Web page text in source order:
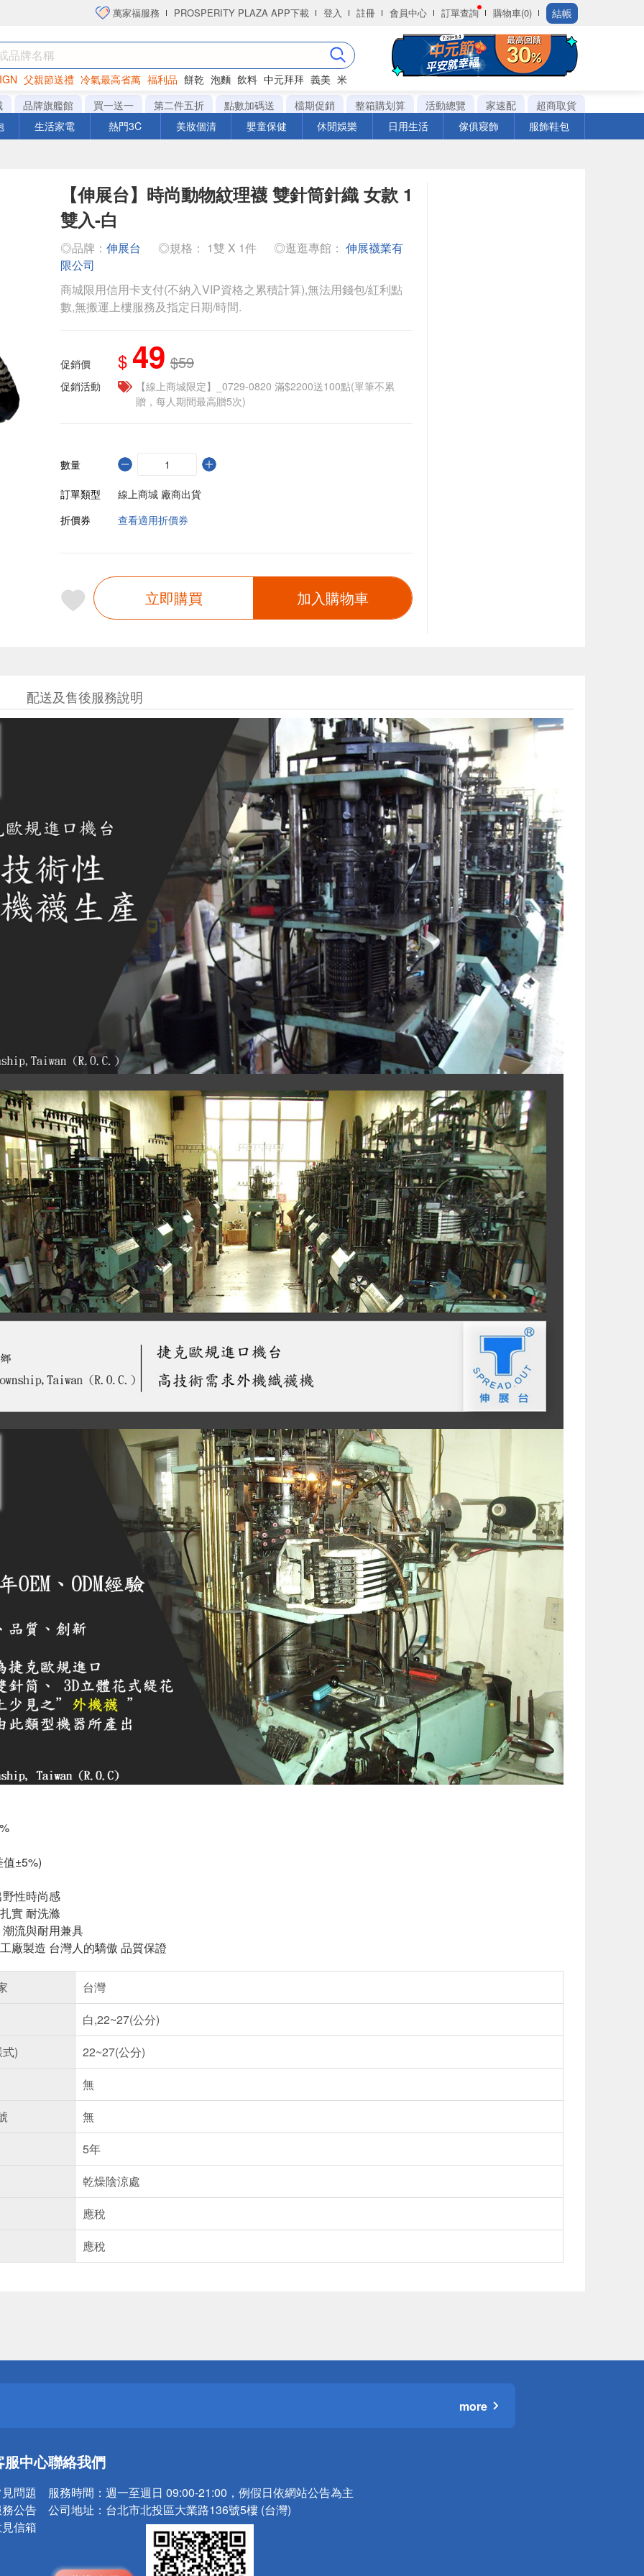
萬家福服務 PROSPERITY PLAZA APP下載 登入 註冊 會員中心 訂單查詢 購物車(0) 結帳
父親節送禮 冷氣最高省萬 福利品 餅乾 泡麵 飲料 中元拜拜 義美 米
衛生紙
品牌旗艦館 買一送一 第二件五折 點數加碼送 檔期促銷 整箱購划算 活動總覽 家速配
超商取貨
生活家電 熱門3C 美妝個清 嬰童保健 休閒娛樂 日用生活 傢俱寢飾 服飾鞋包
【伸展台】時尚動物紋理襪 雙針筒針織 女款 1
雙入-白
◎品牌： 伸展台 ◎規格： 1雙 X 1件 ◎逛逛專館： 伸展襪業有
限公司
商城限用信用卡支付(不納入VIP資格之累積計算),無法用錢包/紅利點
數,無搬運上樓服務及指定日期/時間.
促銷價 $ 49 $59
促銷活動
【線上商城限定】_0729-0820 滿$2200送100點(單筆不累
贈，每人期間最高贈5次)
數量
訂單類型
線上商城 廠商出貨
折價券
查看適用折價券
立即購買 加入購物車
配送及售後服務說明
±5%)
性時尚感
實 耐洗滌
流與耐用兼具
廠製造 台灣人的驕傲 品質保證
台灣
白,22~27(公分)
)
22~27(公分)
無
無
5年
乾燥陰涼處
應稅
應稅
小心！
小心！
more
服中心
問題
公告
信箱
聯絡我們
服務時間： 週一至週日 09:00-21:00，例假日依網站公告為主
公司地址： 台北市北投區大業路136號5樓 (台灣)